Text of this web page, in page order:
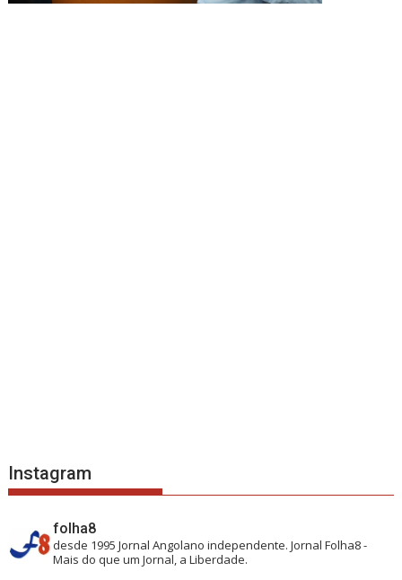
Instagram
folha8
desde 1995 Jornal Angolano independente.Jornal Folha8 -
Mais do que um Jornal, a Liberdade.